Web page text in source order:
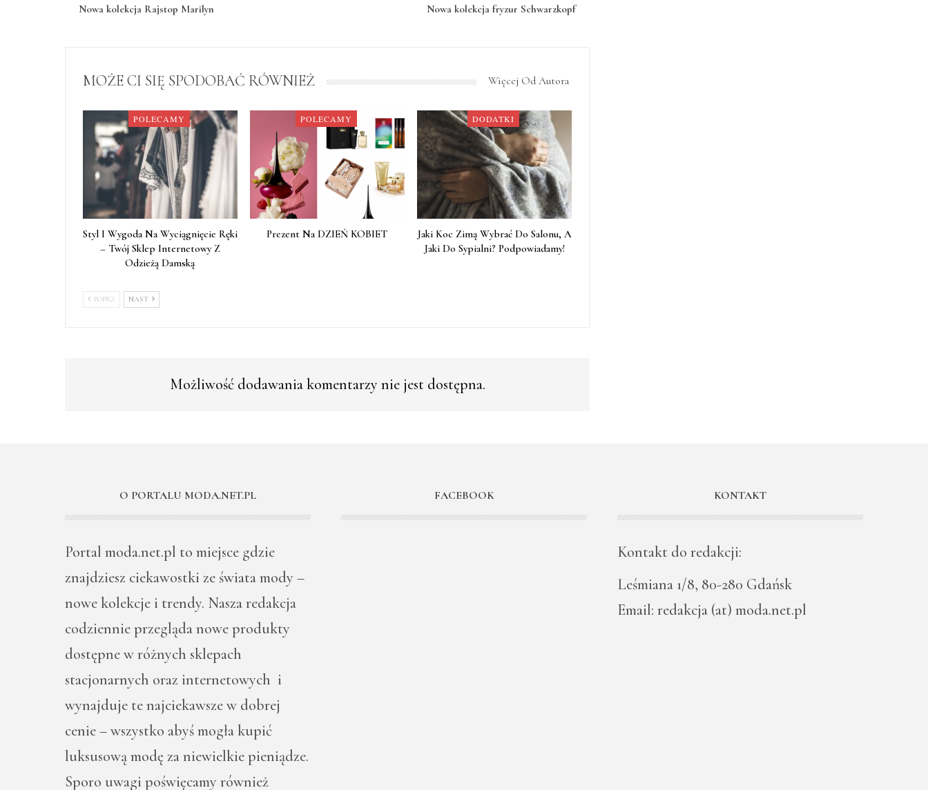
Nowa kolekcja Rajstop Marilyn Nowa kolekcja fryzur Schwarzkopf
MOŻE CI SIĘ SPODOBAĆ RÓWNIEŻ Więcej Od Autora
POLECAMY
Styl I Wygoda Na Wyciągnięcie Ręki
– Twój Sklep Internetowy Z
Odzieżą Damską
POLECAMY
Prezent Na DZIEŃ KOBIET
DODATKI
Jaki Koc Zimą Wybrać Do Salonu, A
Jaki Do Sypialni? Podpowiadamy!
POPRZ NAST
Możliwość dodawania komentarzy nie jest dostępna.
O PORTALU MODA.NET.PL
Portal moda.net.pl to miejsce gdzie
znajdziesz ciekawostki ze świata mody –
nowe kolekcje i trendy. Nasza redakcja
codziennie przegląda nowe produkty
dostępne w różnych sklepach
stacjonarnych oraz internetowych i
wynajduje te najciekawsze w dobrej
cenie – wszystko abyś mogła kupić
luksusową modę za niewielkie pieniądze.
Sporo uwagi poświęcamy również
FACEBOOK KONTAKT
Kontakt do redakcji:
Leśmiana 1/8, 80-280 Gdańsk
Email: redakcja (at) moda.net.pl